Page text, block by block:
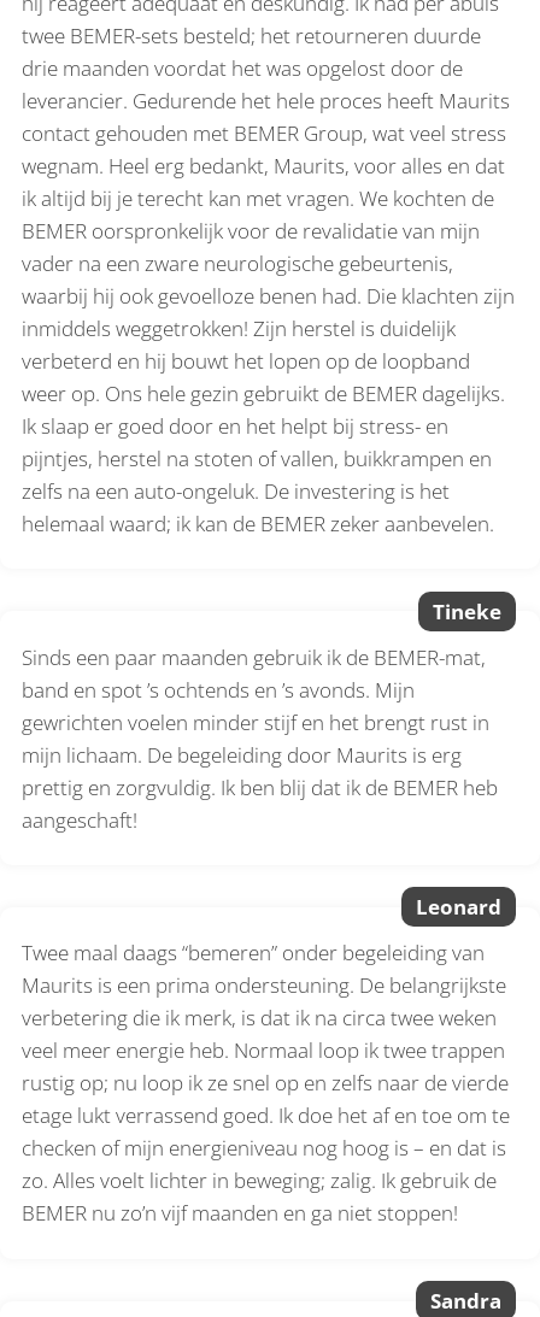
twee BEMER-sets besteld; het retourneren duurde
drie maanden voordat het was opgelost door de
leverancier. Gedurende het hele proces heeft Maurits
contact gehouden met BEMER Group, wat veel stress
wegnam. Heel erg bedankt, Maurits, voor alles en dat
ik altijd bij je terecht kan met vragen. We kochten de
BEMER oorspronkelijk voor de revalidatie van mijn
vader na een zware neurologische gebeurtenis,
waarbij hij ook gevoelloze benen had. Die klachten zijn
inmiddels weggetrokken! Zijn herstel is duidelijk
verbeterd en hij bouwt het lopen op de loopband
weer op. Ons hele gezin gebruikt de BEMER dagelijks.
Ik slaap er goed door en het helpt bij stress- en
pijntjes, herstel na stoten of vallen, buikkrampen en
zelfs na een auto-ongeluk. De investering is het
helemaal waard; ik kan de BEMER zeker aanbevelen.
Tineke
Sinds een paar maanden gebruik ik de BEMER-mat,
band en spot ’s ochtends en ’s avonds. Mijn
gewrichten voelen minder stijf en het brengt rust in
mijn lichaam. De begeleiding door Maurits is erg
prettig en zorgvuldig. Ik ben blij dat ik de BEMER heb
aangeschaft!
Leonard
Twee maal daags “bemeren” onder begeleiding van
Maurits is een prima ondersteuning. De belangrijkste
verbetering die ik merk, is dat ik na circa twee weken
veel meer energie heb. Normaal loop ik twee trappen
rustig op; nu loop ik ze snel op en zelfs naar de vierde
etage lukt verrassend goed. Ik doe het af en toe om te
checken of mijn energieniveau nog hoog is – en dat is
zo. Alles voelt lichter in beweging; zalig. Ik gebruik de
BEMER nu zo’n vijf maanden en ga niet stoppen!
Sandra